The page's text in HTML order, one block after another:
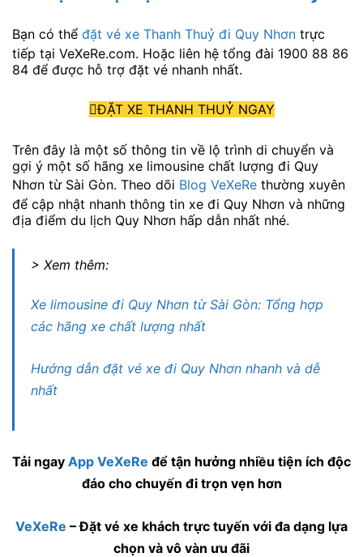
Bạn có thể đặt vé xe Thanh Thuỷ đi Quy Nhơn trực
tiếp tại VeXeRe.com. Hoặc liên hệ tổng đài 1900 88 86
84 để được hỗ trợ đặt vé nhanh nhất.
ĐẶT XE THANH THUỶ NGAY
Trên đây là một số thông tin về lộ trình di chuyển và
gợi ý một số hãng xe limousine chất lượng đi Quy
Nhơn từ Sài Gòn. Theo dõi Blog VeXeRe thường xuyên
để cập nhật nhanh thông tin xe đi Quy Nhơn và những
địa điểm du lịch Quy Nhơn hấp dẫn nhất nhé.
> Xem thêm:
Xe limousine đi Quy Nhơn từ Sài Gòn: Tổng hợp
các hãng xe chất lượng nhất
Hướng dẫn đặt vé xe đi Quy Nhơn nhanh và dễ
nhất
Tải ngay App VeXeRe để tận hưởng nhiều tiện ích độc
đáo cho chuyến đi trọn vẹn hơn
VeXeRe – Đặt vé xe khách trực tuyến với đa dạng lựa
chọn và vô vàn ưu đãi